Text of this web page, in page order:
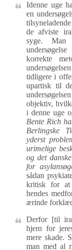
Idenne uge
en
de afviste
syge. Man
korrekte
tidligere i
upartisk til
objektiv,
i denne uge
Bente Rich
Berlingske
yderst
urimelige
og det
for
sådan
kritisk for
hendes
ærinde
Derfor [til
hjem for
mere skade.
man med al